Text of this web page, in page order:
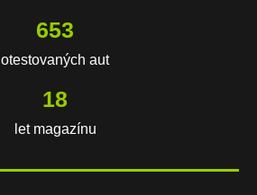
653
otestovaných aut
18
let magazínu